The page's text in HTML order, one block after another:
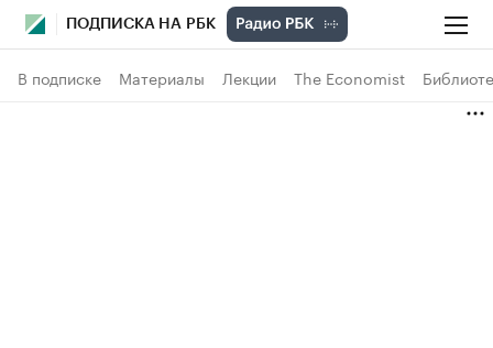
ПОДПИСКА НА РБК
В подписке Материалы Лекции The Economist